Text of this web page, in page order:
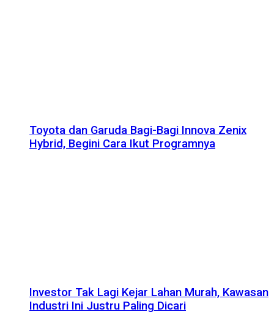
Toyota dan Garuda Bagi-Bagi Innova Zenix
Hybrid, Begini Cara Ikut Programnya
Investor Tak Lagi Kejar Lahan Murah, Kawasan
Industri Ini Justru Paling Dicari